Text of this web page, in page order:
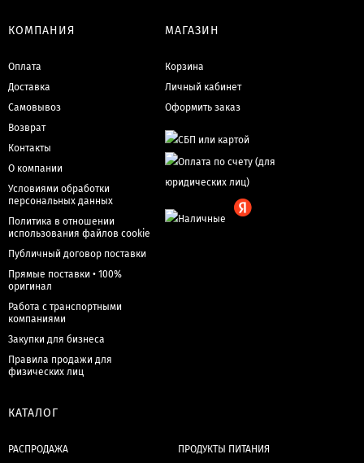
КОМПАНИЯ
Оплата
Доставка
Самовывоз
Возврат
Контакты
О компании
Условиями обработки
персональных данных
Политика в отношении
использования файлов cookie
Публичный договор поставки
Прямые поставки • 100%
оригинал
Работа с транспортными
компаниями
Закупки для бизнеса
Правила продажи для
физических лиц
МАГАЗИН
Корзина
Личный кабинет
Оформить заказ
КАТАЛОГ
РАСПРОДАЖА
ПРОДУКТЫ ПИТАНИЯ